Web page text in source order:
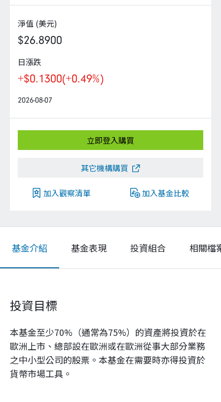
線上交易
淨值 (美元)
$26.8900
日漲跌
+$0.1300(+0.49%)
2026-08-07
立即登入購買
其它機構購買
加入觀察清單 加入基金比較
基金介紹 基金表現 投資組合 相關檔
投資目標
本基金至少70%（通常為75%）的資產將投資於在
歐洲上市、總部設在歐洲或在歐洲從事大部分業務
之中小型公司的股票。本基金在需要時亦得投資於
貨幣市場工具。